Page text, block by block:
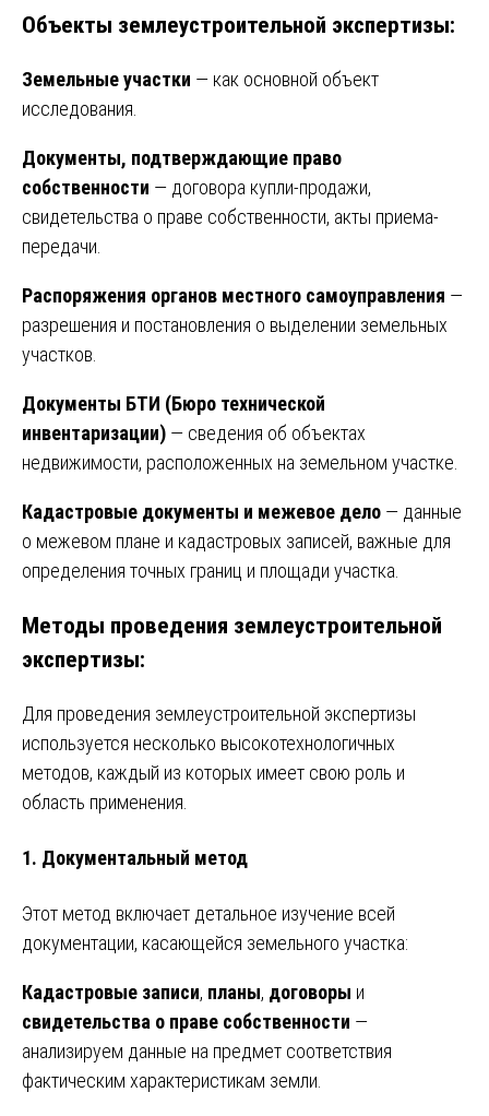
Объекты землеустроительной экспертизы:
Земельные участки — как основной объект
исследования.
Документы, подтверждающие право
собственности — договора купли-продажи,
свидетельства о праве собственности, акты приема-
передачи.
Распоряжения органов местного самоуправления —
разрешения и постановления о выделении земельных
участков.
Документы БТИ (Бюро технической
инвентаризации) — сведения об объектах
недвижимости, расположенных на земельном участке.
Кадастровые документы и межевое дело — данные
о межевом плане и кадастровых записей, важные для
определения точных границ и площади участка.
Методы проведения землеустроительной
экспертизы:
Для проведения землеустроительной экспертизы
используется несколько высокотехнологичных
методов, каждый из которых имеет свою роль и
область применения.
1. Документальный метод
Этот метод включает детальное изучение всей
документации, касающейся земельного участка:
Кадастровые записи, планы, договоры и
свидетельства о праве собственности —
анализируем данные на предмет соответствия
фактическим характеристикам земли.